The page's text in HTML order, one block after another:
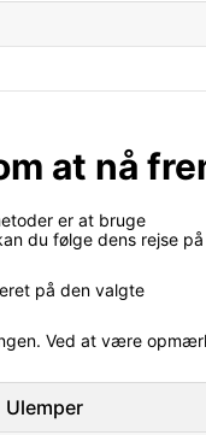
at nå
er at bruge
du følge dens rejse på
på den valgte
Ved at være
Ulemper